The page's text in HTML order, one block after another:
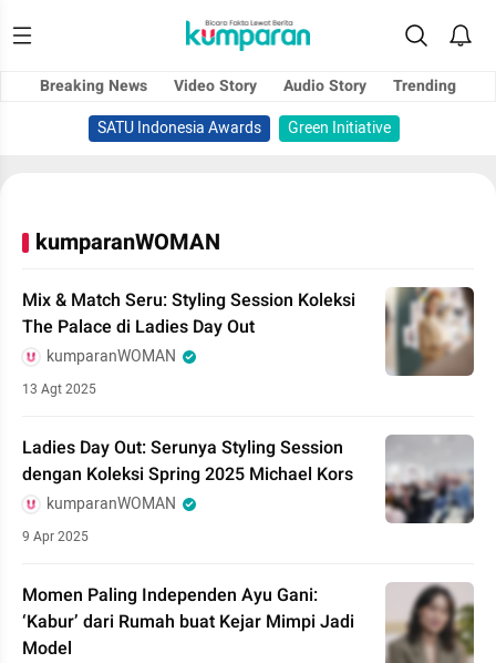
Breaking News Video Story Audio Story
Trending
SATU Indonesia Awards
Green Initiative
kumparanWOMAN
Mix & Match Seru: Styling Session Koleksi
The Palace di Ladies Day Out
kumparanWOMAN
13 Agt 2025
Ladies Day Out: Serunya Styling Session
dengan Koleksi Spring 2025 Michael Kors
kumparanWOMAN
9 Apr 2025
Momen Paling Independen Ayu Gani:
‘Kabur’ dari Rumah buat Kejar Mimpi Jadi
Model